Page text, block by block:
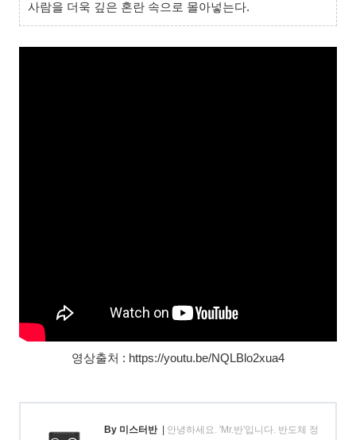
사람을 더욱 깊은 혼란 속으로 몰아넣는다.
영상출처 : https://youtu.be/NQLBlo2xua4
By 미스터반 | 안녕하세요. 'Mr.반'입니다. 반도체 정